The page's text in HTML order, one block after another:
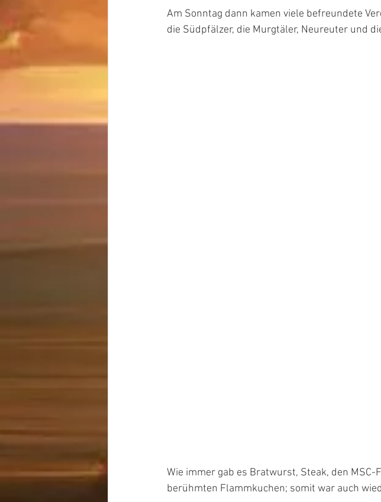
Am Sonntag dann kamen viele befreundete
die Südpfälzer, die Murgtäler, Neureuter und
Wie immer gab es Bratwurst, Steak, den
berühmten Flammkuchen; somit war auch